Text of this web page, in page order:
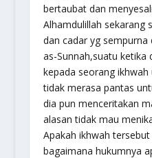
bertaubat dan
Alhamdulillah sekarang
dan cadar yg
as-Sunnah,suatu ketika
kepada seorang
tidak merasa pantas
dia pun menceritakan
alasan tidak mau
Apakah ikhwah
bagaimana hukumnya